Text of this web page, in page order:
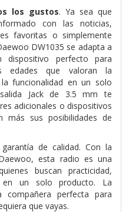
los gustos. Ya sea que
con las noticias,
favoritas o simplemente
DW1035 se adapta a
dispositivo perfecto para
edades que valoran la
funcionalidad en un solo
Jack de 3.5 mm te
adicionales o dispositivos
más sus posibilidades de
de calidad. Con la
esta radio es una
buscan practicidad,
en un solo producto. La
perfecta para
que vayas.